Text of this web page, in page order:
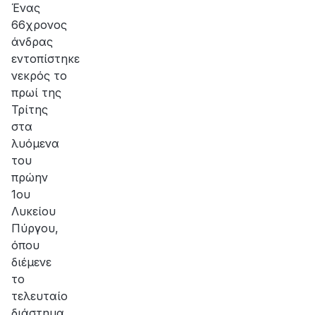
Ένας
66χρονος
άνδρας
εντοπίστηκε
νεκρός το
πρωί της
Τρίτης
στα
λυόμενα
του
πρώην
1ου
Λυκείου
Πύργου,
όπου
διέμενε
το
τελευταίο